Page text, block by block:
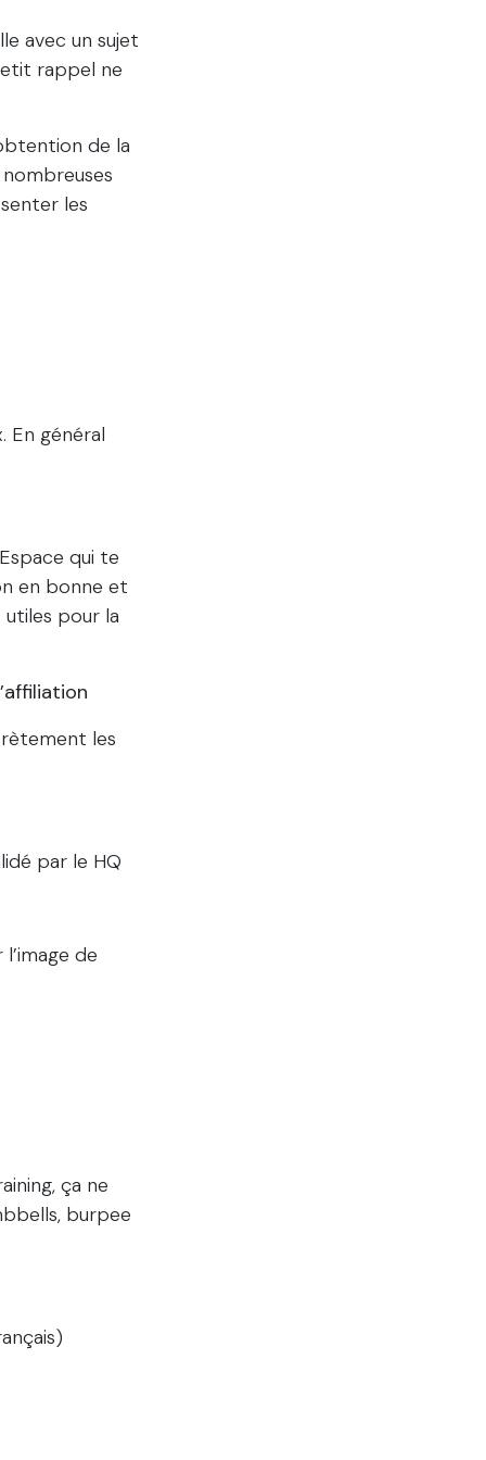
avec un sujet
rappel ne
de la
les
En général
qui te
en bonne et
pour la
les
par le HQ
de
ça ne
burpee